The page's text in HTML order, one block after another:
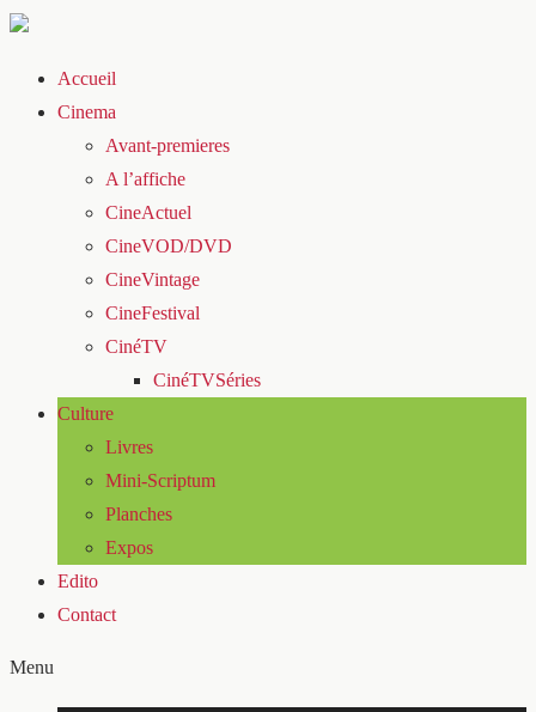
Accueil
Cinema
Avant-premieres
A l’affiche
CineActuel
CineVOD/DVD
CineVintage
CineFestival
CinéTV
CinéTVSéries
Culture
Livres
Mini-Scriptum
Planches
Expos
Edito
Contact
Menu